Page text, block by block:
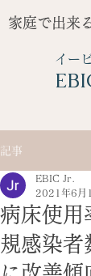
家庭で出来
イー
記事
病床使用
規感染者
EBIC Jr.
2021年6月